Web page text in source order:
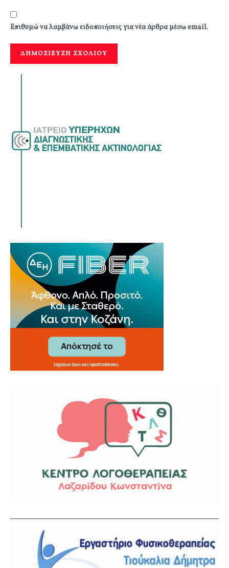
Επιθυμώ να λαμβάνω ειδοποιήσεις για νέα άρθρα μέσω email.